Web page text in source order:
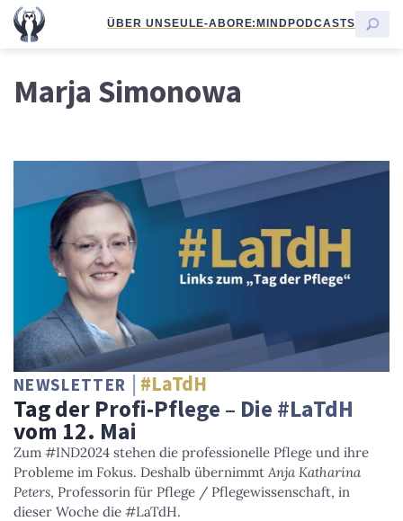
ÜBER UNSEULE-ABORE:MINDPODCASTS
Marja Simonowa
NEWSLETTER #LaTdH
Tag der Profi-Pflege – Die #LaTdH
vom 12. Mai
Zum #IND2024 stehen die professionelle Pflege und ihre
Probleme im Fokus. Deshalb übernimmt Anja Katharina
Peters, Professorin für Pflege / Pflegewissenschaft, in
dieser Woche die #LaTdH.